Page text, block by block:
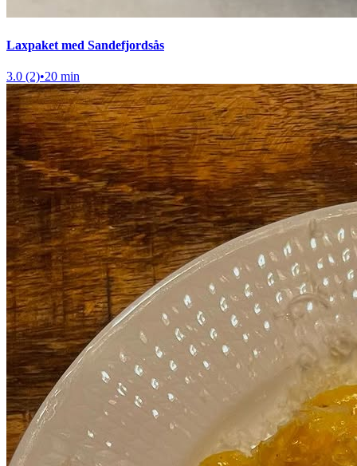
Laxpaket med Sandefjordsås
3.0 (2)•20 min